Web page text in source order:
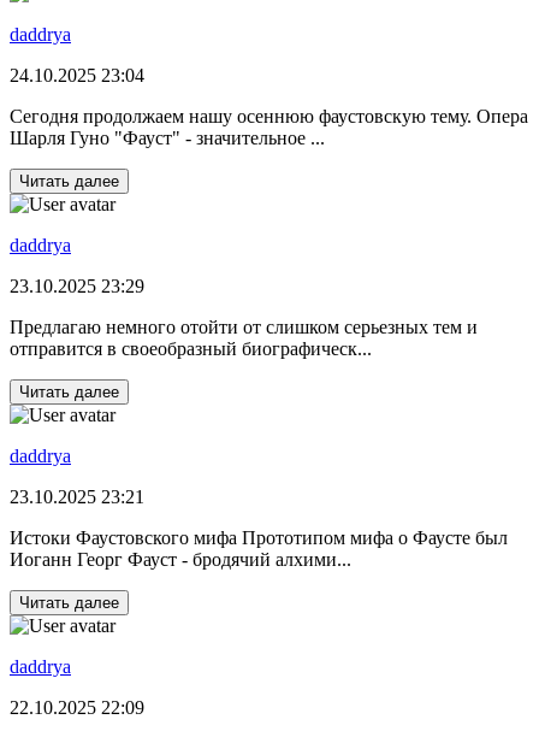
daddrya
24.10.2025 23:04
Сегодня продолжаем нашу осеннюю фаустовскую тему. Опера
Шарля Гуно "Фауст" - значительное ...
Читать далее
daddrya
23.10.2025 23:29
Предлагаю немного отойти от слишком серьезных тем и
отправится в своеобразный биографическ...
Читать далее
daddrya
23.10.2025 23:21
Истоки Фаустовского мифа Прототипом мифа о Фаусте был
Иоганн Георг Фауст - бродячий алхими...
Читать далее
daddrya
22.10.2025 22:09